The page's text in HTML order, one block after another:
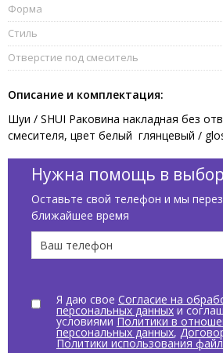
Форма
Стиль
Отверстие под смеситель
Описание и комплектация:
Шуи / SHUI Раковина накладная без
смесителя, цвет белый глянцевый /
Нужна помощь в
Оставьте свой телефон и мы
ближайшее время
Я даю свое Согласие на
персональных данныхи
условиямиПолитики в
персональных данных,
Политики использования